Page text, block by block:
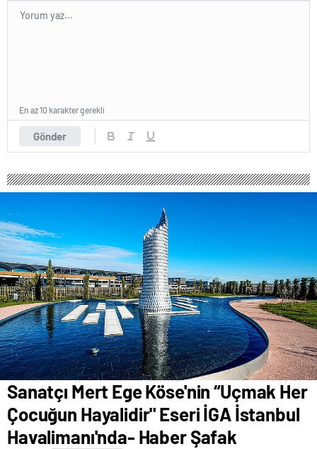
Gönder
En az 10 karakter gerekli
Sanatçı Mert Ege Köse'nin “Uçmak Her
Çocuğun Hayalidir" Eseri İGA İstanbul
Havalimanı'nda- Haber Şafak